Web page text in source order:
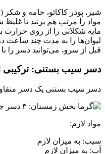
شیر، پودر کاکائو، خامه و شکر
مواد را مرتب هم بزنید تا
مایه شکلاتی را از روی حرارت
لیوان‌ها را به مدت چند ساعت
قبل از سرو، می‌توانید دسر را
دسر سیب بستنی: ترکیبی
دسر سیب بستنی یک دسر
مواد لازم:
سیب: به میزان لازم
آب: به میزان لازم